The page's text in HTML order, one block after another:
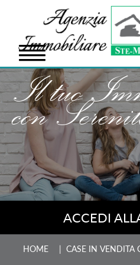
Il tuo
con
ACCEDI
HOME | CASE IN VENDITA